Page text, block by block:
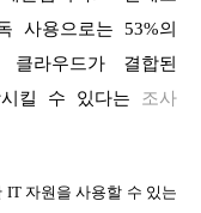
사용으로는 53%의
라우드가 결합된
킬 수 있다는 조사
자원을 사용할 수 있는